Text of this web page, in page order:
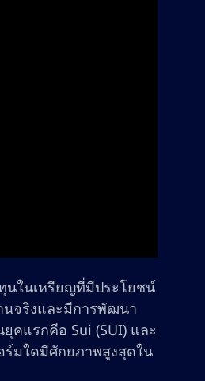
นในเหรียญที่มีประโยชน์
นจริงและมีการพัฒนา
คแรกคือ Sui (SUI) และ
ร์มใดมีศักยภาพสูงสุดใน